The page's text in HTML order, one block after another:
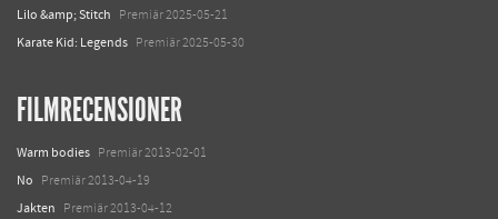
Lilo &amp; Stitch Premiär 2025-05-21
Karate Kid: Legends Premiär 2025-05-30
FILMRECENSIONER
Warm bodies Premiär 2013-02-01
No Premiär 2013-04-19
Jakten Premiär 2013-04-12